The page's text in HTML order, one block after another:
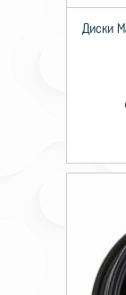
Диски